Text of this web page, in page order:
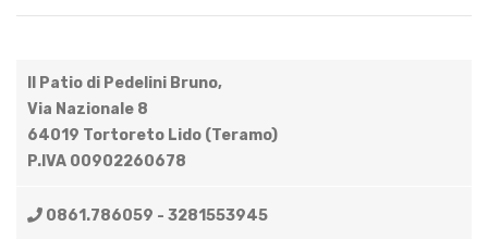
Il Patio di Pedelini Bruno,
Via Nazionale 8
64019 Tortoreto Lido (Teramo)
P.IVA 00902260678
0861.786059 - 3281553945